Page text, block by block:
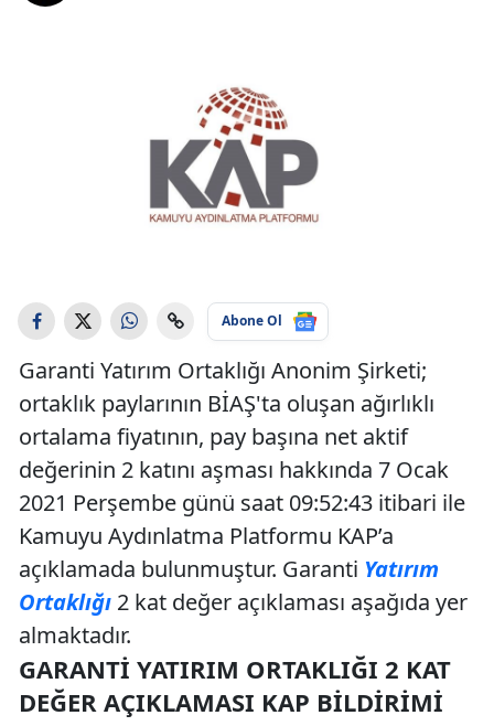
Abone Ol
Garanti Yatırım Ortaklığı Anonim Şirketi;
ortaklık paylarının BİAŞ'ta oluşan ağırlıklı
ortalama fiyatının, pay başına net aktif
değerinin 2 katını aşması hakkında 7 Ocak
2021 Perşembe günü saat 09:52:43 itibari ile
Kamuyu Aydınlatma Platformu KAP’a
açıklamada bulunmuştur. Garanti Yatırım
Ortaklığı 2 kat değer açıklaması aşağıda yer
almaktadır.
GARANTI YATIRIM ORTAKLIĞI 2 KAT
DEĞER AÇIKLAMASI KAP BILDIRIMI